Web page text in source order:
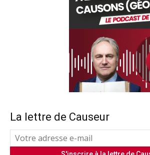
La lettre de Causeur